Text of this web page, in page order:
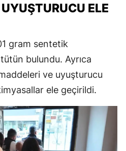
ELE
gram sentetik
bulundu. Ayrıca
ve uyuşturucu
ele geçirildi.